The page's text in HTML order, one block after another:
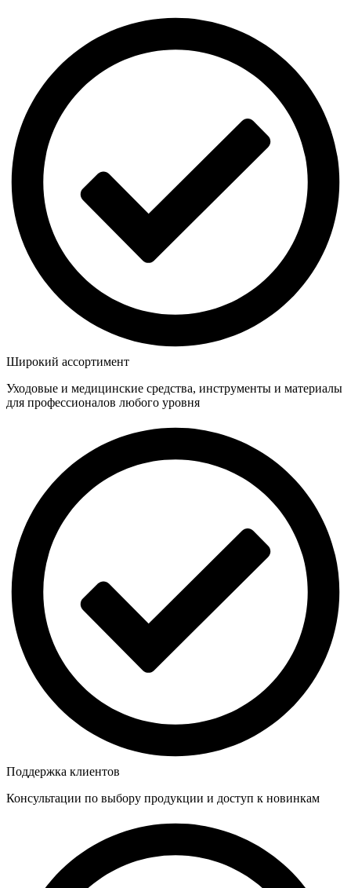
Широкий ассортимент
Уходовые и медицинские средства, инструменты и материалы
для профессионалов любого уровня
Поддержка клиентов
Консультации по выбору продукции и доступ к новинкам